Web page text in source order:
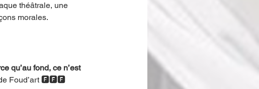
théâtrale, une
morales.
qu’au fond, ce n’est
Foud’art 🅵🅵🅵